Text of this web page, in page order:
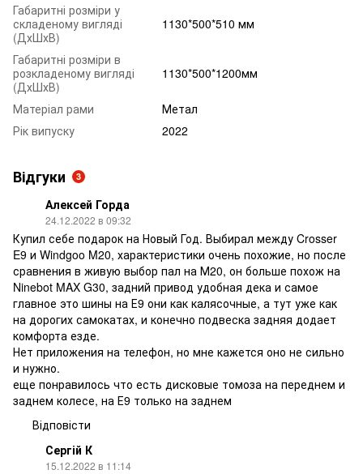
Габаритні розміри у
складеному вигляді
(ДхШхВ)
1130*500*510 мм
Габаритні розміри в
розкладеному вигляді
(ДхШхВ)
1130*500*1200мм
Матеріал рами
Метал
Рік випуску
2022
Відгуки 3
Алексей Горда
24.12.2022 в 09:32
Купил себе подарок на Новый Год. Выбирал между Crosser
E9 и Windgoo M20, характеристики очень похожие, но после
сравнения в живую выбор пал на М20, он больше похож на
Ninebot MAX G30, задний привод удобная дека и самое
главное это шины на Е9 они как калясочные, а тут уже как
на дорогих самокатах, и конечно подвеска задняя додает
комфорта езде.
Нет приложения на телефон, но мне кажется оно не сильно
и нужно.
еще понравилось что есть дисковые томоза на переднем и
заднем колесе, на Е9 только на заднем
Відповісти
Сергій К
15.12.2022 в 11:14